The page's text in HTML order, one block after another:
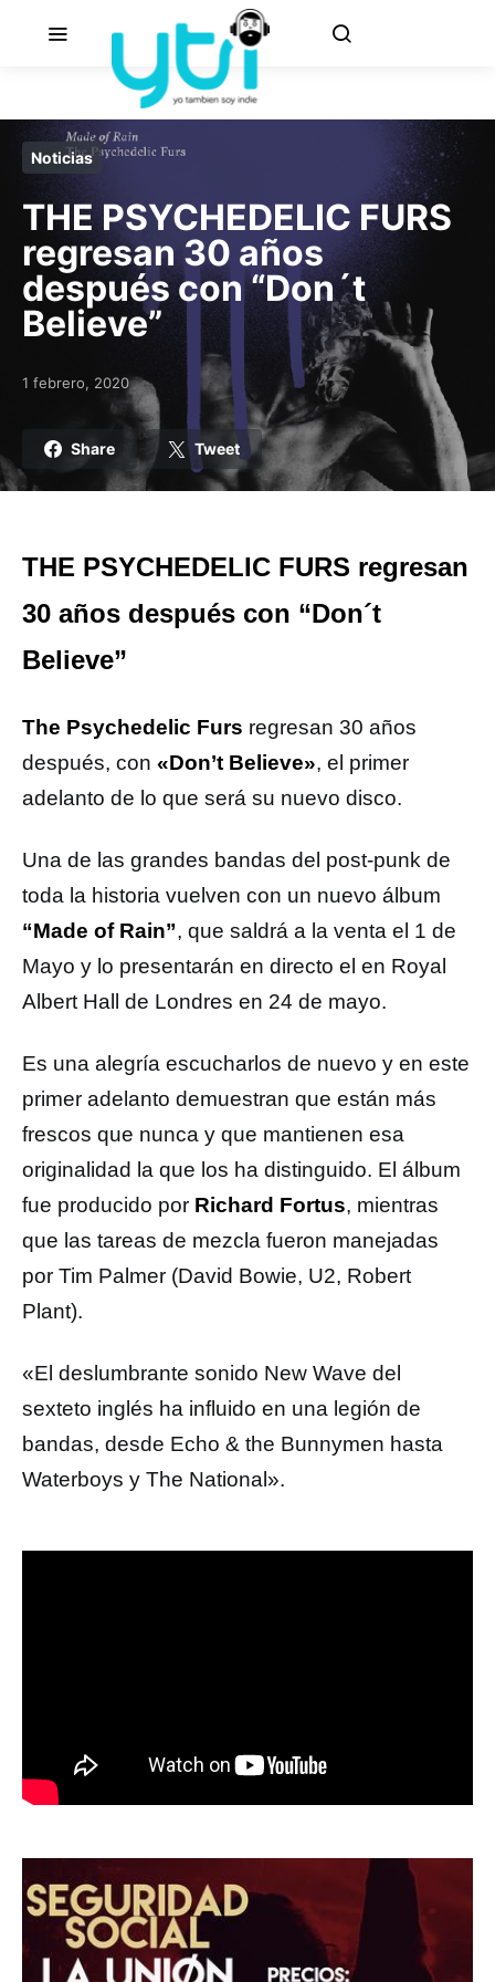
Noticias
THE PSYCHEDELIC FURS
regresan 30 años
después con “Don´t
Believe”
Posted on
1 febrero, 2020
Share Tweet
THE PSYCHEDELIC FURS regresan
30 años después con “Don´t
Believe”
The Psychedelic Furs regresan 30 años
después, con «Don’t Believe», el primer
adelanto de lo que será su nuevo disco.
Una de las grandes bandas del post-punk de
toda la historia vuelven con un nuevo álbum
“Made of Rain”, que saldrá a la venta el 1 de
Mayo y lo presentarán en directo el en Royal
Albert Hall de Londres en 24 de mayo.
Es una alegría escucharlos de nuevo y en este
primer adelanto demuestran que están más
frescos que nunca y que mantienen esa
originalidad la que los ha distinguido. El álbum
fue producido por Richard Fortus, mientras
que las tareas de mezcla fueron manejadas
por Tim Palmer (David Bowie, U2, Robert
Plant).
«El deslumbrante sonido New Wave del
sexteto inglés ha influido en una legión de
bandas, desde Echo & the Bunnymen hasta
Waterboys y The National».